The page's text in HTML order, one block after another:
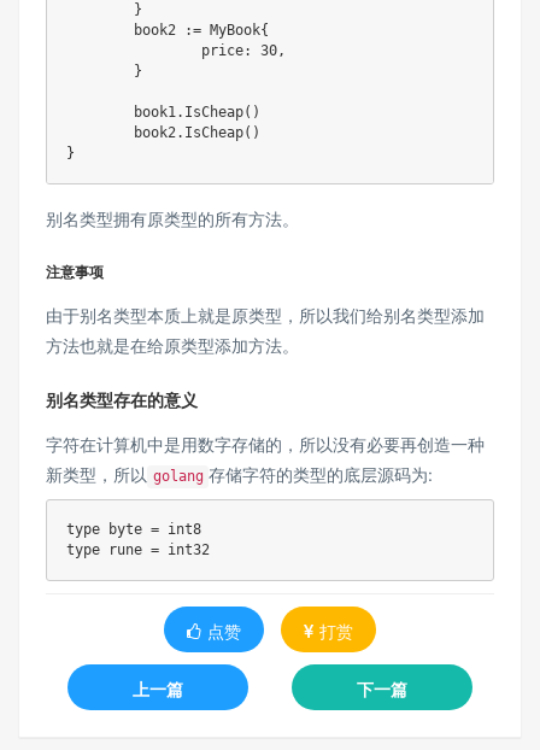
}
	book2
:= MyBook{
		price
: 30,
}
	book1
. IsCheap( )
	book2
. IsCheap( )
}
别名类型拥有原类型的所有方法。
注意事项
由于别名类型本质上就是原类型，所以我们给别名类型添加
方法也就是在给原类型添加方法。
别名类型存在的意义
字符在计算机中是用数字存储的，所以没有必要再创造一种
新类型，所以 golang 存储字符的类型的底层源码为:
type byte = int8
type
rune = int32
点赞 打赏
上一篇 下一篇